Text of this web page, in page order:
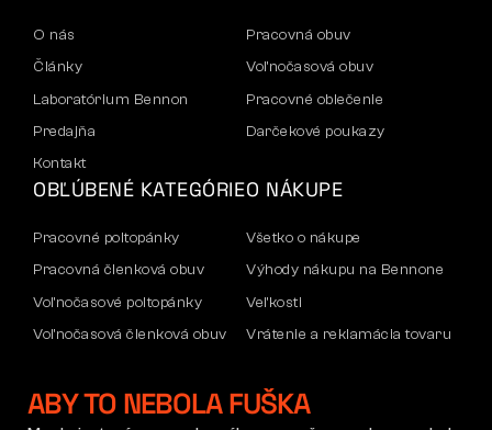
O nás
Články
Laboratórium Bennon
Predajňa
Kontakt
Pracovná obuv
Voľnočasová obuv
Pracovné oblečenie
Darčekové poukazy
OBĽÚBENÉ KATEGÓRIE
Pracovné poltopánky
Pracovná členková obuv
Voľnočasové poltopánky
Voľnočasová členková obuv
Mikiny
O NÁKUPE
Všetko o nákupe
Výhody nákupu na Bennone
Veľkosti
Vrátenie a reklamácia tovaru
Firemný účet
ABY TO NEBOLA FUŠKA